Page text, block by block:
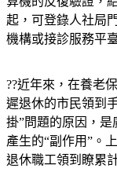
起，可登錄人社局
機構或接診服務平
??近年來，在養老
遲退休的市民領到
掛”問題的原因，
產生的“副作用”。
退休職工領到瞭累